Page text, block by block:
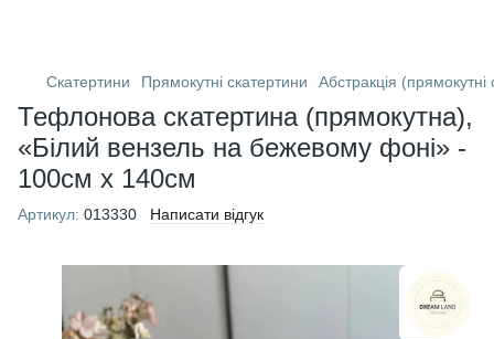
Скатертини Прямокутні скатертини Абстракція (прямокутні
Тефлонова скатертина (прямокутна),
«Білий вензель на бежевому фоні» -
100см х 140см
Артикул: 013330 Написати відгук